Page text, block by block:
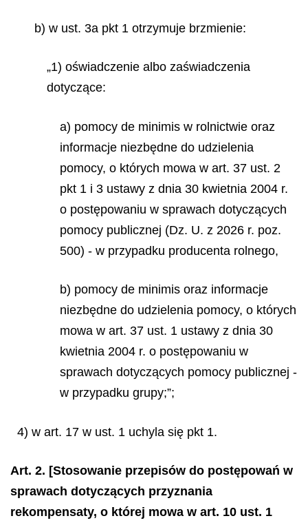
b) w ust. 3a pkt 1 otrzymuje brzmienie:
„1) oświadczenie albo zaświadczenia
dotyczące:
a) pomocy de minimis w rolnictwie oraz
informacje niezbędne do udzielenia
pomocy, o których mowa w art. 37 ust. 2
pkt 1 i 3 ustawy z dnia 30 kwietnia 2004 r.
o postępowaniu w sprawach dotyczących
pomocy publicznej (Dz. U. z 2026 r. poz.
500) - w przypadku producenta rolnego,
b) pomocy de minimis oraz informacje
niezbędne do udzielenia pomocy, o których
mowa w art. 37 ust. 1 ustawy z dnia 30
kwietnia 2004 r. o postępowaniu w
sprawach dotyczących pomocy publicznej -
w przypadku grupy;”;
4) w art. 17 w ust. 1 uchyla się pkt 1.
Art. 2. [Stosowanie przepisów do postępowań w
sprawach dotyczących przyznania
rekompensaty, o której mowa w art. 10 ust. 1